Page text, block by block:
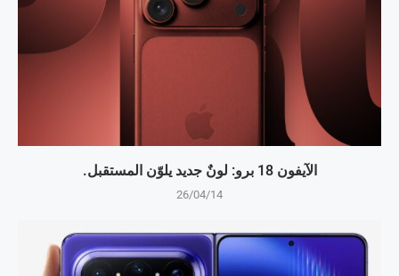
الآيفون 18 برو: لونٌ جديد يلوّن المستقبل.
26/04/14